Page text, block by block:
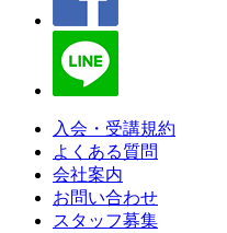
入会・受講規約
よくある質問
会社案内
お問い合わせ
スタッフ募集